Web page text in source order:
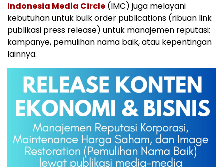
Indonesia Media Circle (IMC) juga melayani
kebutuhan untuk bulk order publications (ribuan link
publikasi press release) untuk manajemen reputasi:
kampanye, pemulihan nama baik, atau kepentingan
lainnya.